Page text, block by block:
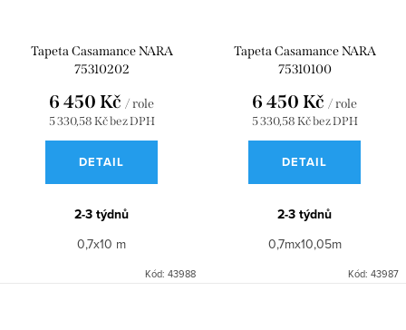
Tapeta Casamance NARA
75310202
5 330,58 Kč bez DPH
6 450 Kč / role
DETAIL
2-3 týdnů
0,7x10 m
Kód: 43988
Tapeta Casamance NARA
75310100
5 330,58 Kč bez DPH
6 450 Kč / role
DETAIL
2-3 týdnů
0,7mx10,05m
Kód: 43987